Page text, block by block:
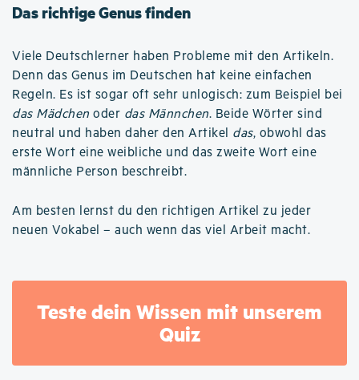
Das richtige Genus finden
Viele Deutschlerner haben Probleme mit den Artikeln.
Denn das Genus im Deutschen hat keine einfachen
Regeln. Es ist sogar oft sehr unlogisch: zum Beispiel bei
das Mädchen oder das Männchen. Beide Wörter sind
neutral und haben daher den Artikel das, obwohl das
erste Wort eine weibliche und das zweite Wort eine
männliche Person beschreibt.
Am besten lernst du den richtigen Artikel zu jeder
neuen Vokabel – auch wenn das viel Arbeit macht.
Teste dein Wissen mit unserem
Quiz